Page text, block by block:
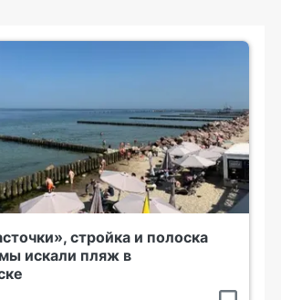
стройка и полоска
искали пляж в